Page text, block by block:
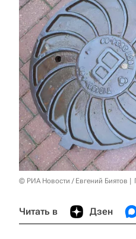
© РИА Новости / Евгений Биятов
Читать в Дзен